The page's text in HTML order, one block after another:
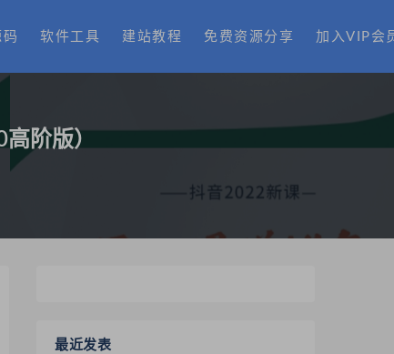
软件工具 建站教程 免费资源分享 加入VIP会
阶版）
最近发表